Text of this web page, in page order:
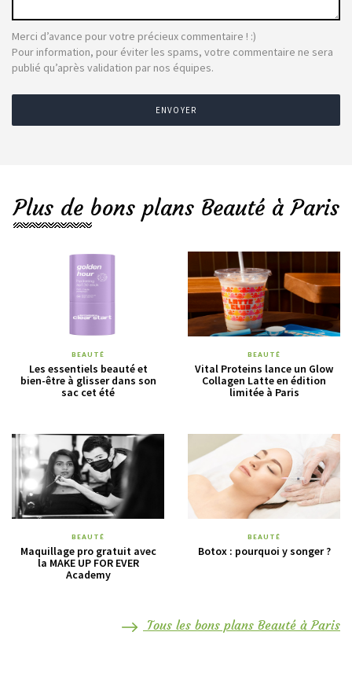
Merci d’avance pour votre précieux commentaire ! :)
Pour information, pour éviter les spams, votre commentaire ne sera
publié qu’après validation par nos équipes.
ENVOYER
Plus de bons plans Beauté à Paris
BEAUTÉ
Les essentiels beauté et
bien-être à glisser dans son
sac cet été
BEAUTÉ
Vital Proteins lance un Glow
Collagen Latte en édition
limitée à Paris
BEAUTÉ
Maquillage pro gratuit avec
la MAKE UP FOR EVER
Academy
BEAUTÉ
Botox : pourquoi y songer ?
Tous les bons plans Beauté à Paris